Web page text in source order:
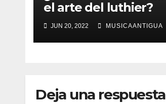
el arte del luthier?
JUN 20, 2022 MUSICAANTIGUA
Deja una respuesta